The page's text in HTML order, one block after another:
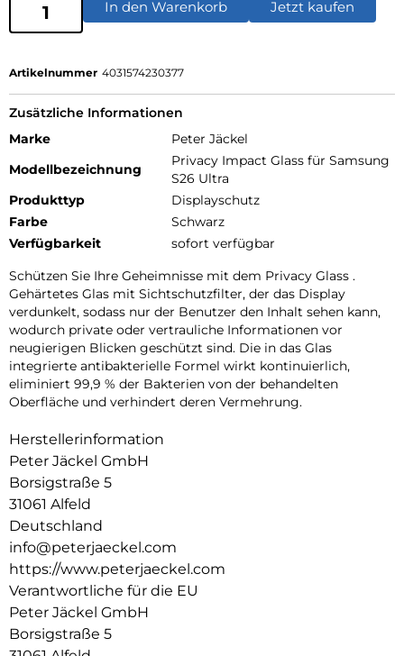
In den Warenkorb Jetzt kaufen
Artikelnummer 4031574230377
Zusätzliche Informationen
Marke
Peter Jäckel
Modellbezeichnung
Privacy Impact Glass für Samsung
S26 Ultra
Produkttyp
Displayschutz
Farbe
Schwarz
Verfügbarkeit
sofort verfügbar
Schützen Sie Ihre Geheimnisse mit dem Privacy Glass .
Gehärtetes Glas mit Sichtschutzfilter, der das Display
verdunkelt, sodass nur der Benutzer den Inhalt sehen kann,
wodurch private oder vertrauliche Informationen vor
neugierigen Blicken geschützt sind. Die in das Glas
integrierte antibakterielle Formel wirkt kontinuierlich,
eliminiert 99,9 % der Bakterien von der behandelten
Oberfläche und verhindert deren Vermehrung.
Herstellerinformation
Peter Jäckel GmbH
Borsigstraße 5
31061 Alfeld
Deutschland
info@peterjaeckel.com
https://www.peterjaeckel.com
Verantwortliche für die EU
Peter Jäckel GmbH
Borsigstraße 5